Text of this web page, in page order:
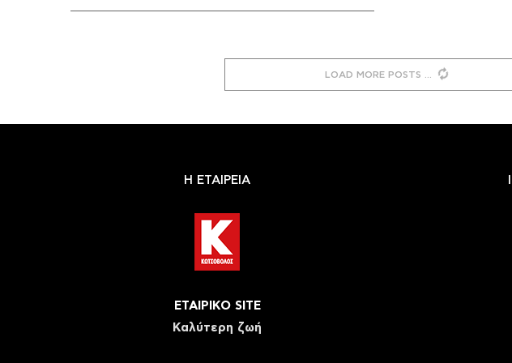
LOAD MORE POSTS
Η ΕΤΑΙΡΕΙΑ
ΕΤΑΙΡΙΚΟ SITE
Καλύτερη ζωή